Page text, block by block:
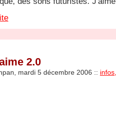
2.0
mardi 5 décembre 2006 ::